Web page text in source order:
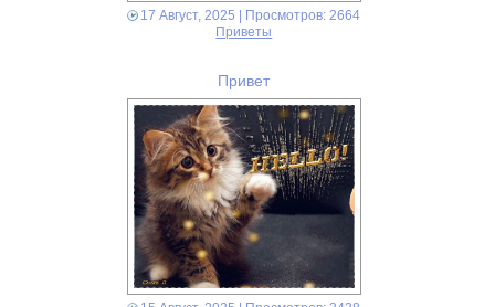
17 Август, 2025 | Просмотров: 2664
Приветы
Привет